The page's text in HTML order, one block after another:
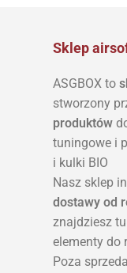
Sklep
ASGBOX to
stworzony
produktów
tuningowe i
i kulki BIO
Nasz sklep
dostawy od
znajdziesz
elementy do
Poza